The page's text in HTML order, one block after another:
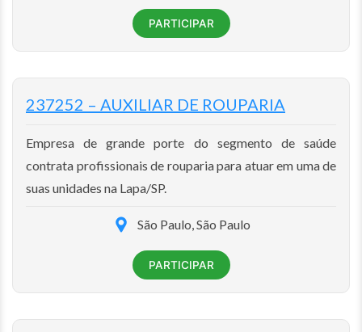
PARTICIPAR
237252 – AUXILIAR DE ROUPARIA
Empresa de grande porte do segmento de saúde
contrata profissionais de rouparia para atuar em uma de
suas unidades na Lapa/SP.
São Paulo, São Paulo
PARTICIPAR